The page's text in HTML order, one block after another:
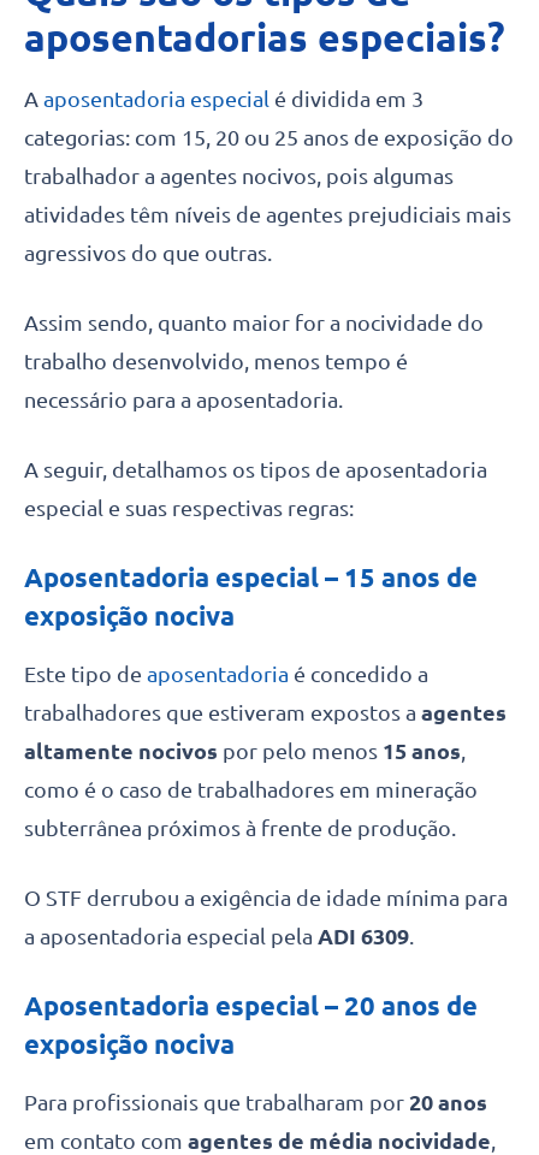
aposentadorias especiais?
A aposentadoria especial é dividida em 3
categorias: com 15, 20 ou 25 anos de exposição do
trabalhador a agentes nocivos, pois algumas
atividades têm níveis de agentes prejudiciais mais
agressivos do que outras.
Assim sendo, quanto maior for a nocividade do
trabalho desenvolvido, menos tempo é
necessário para a aposentadoria.
A seguir, detalhamos os tipos de aposentadoria
especial e suas respectivas regras:
Aposentadoria especial – 15 anos de
exposição nociva
Este tipo de aposentadoria é concedido a
trabalhadores que estiveram expostos a agentes
altamente nocivos por pelo menos 15 anos,
como é o caso de trabalhadores em mineração
subterrânea próximos à frente de produção.
O STF derrubou a exigência de idade mínima para
a aposentadoria especial pela ADI 6309.
Aposentadoria especial – 20 anos de
exposição nociva
Para profissionais que trabalharam por 20 anos
em contato com agentes de média nocividade,